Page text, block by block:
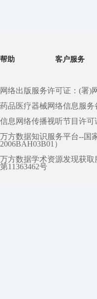
帮助 客户服务
网络出版服务许可证：(署)
药品医疗器械网络信息服务
信息网络传播视听节目许可
万方数据知识服务平台--国
2006BAH03B01）
万方数据学术资源发现获
第11363462号